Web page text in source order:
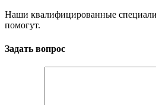
Наши квалифицированные
помогут.
Задать вопрос